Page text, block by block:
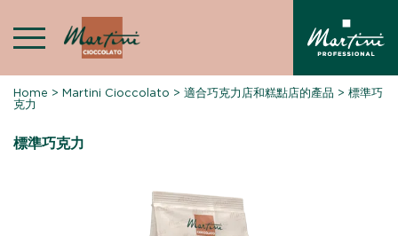
content
Home >Martini Cioccolato >適合巧克力店和糕點店的產品 >標準巧
克力
標準巧克力